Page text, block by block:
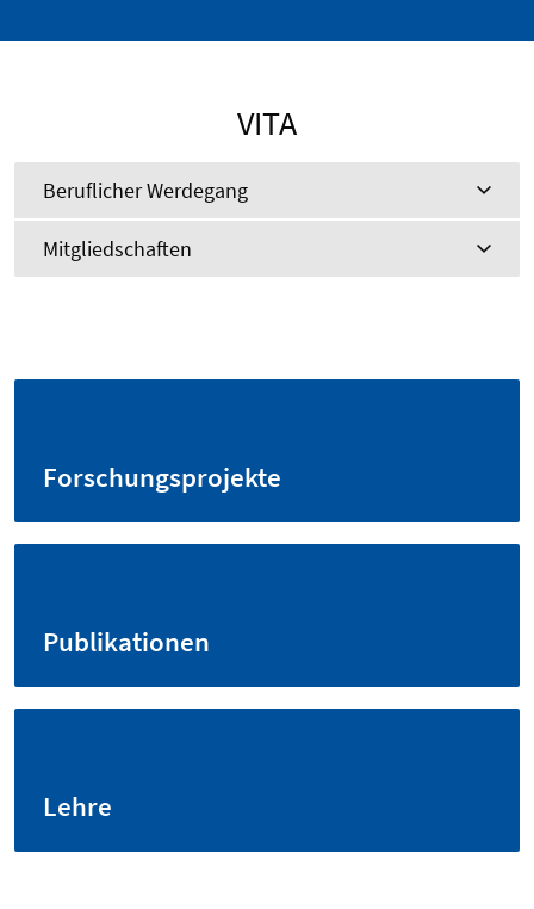
VITA
Beruflicher Werdegang
Mitgliedschaften
Forschungsprojekte
Publikationen
Lehre